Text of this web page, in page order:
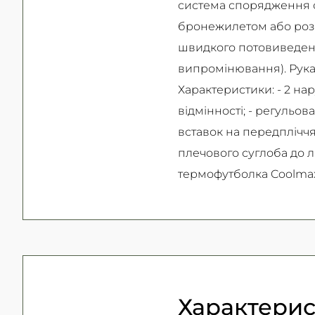
система спорядження
бронежилетом або
швидкого
випромінювання).
Характеристики: - 2
відмінності; -
вставок на
плечового суглоба до
термофутболка